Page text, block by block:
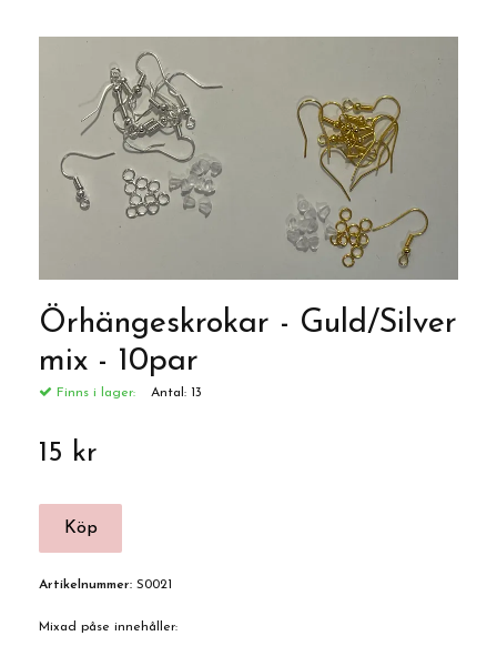
Örhängeskrokar - Guld/Silver
mix - 10par
Finns i lager: Antal: 13
15 kr
Artikelnummer: S0021
Mixad påse innehåller: